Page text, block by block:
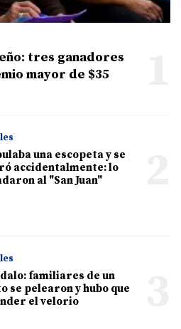
tres ganadores
mayor de $35
una escopeta y se
accidentalmente: lo
al "San Juan"
familiares de un
se pelearon y hubo que
el velorio